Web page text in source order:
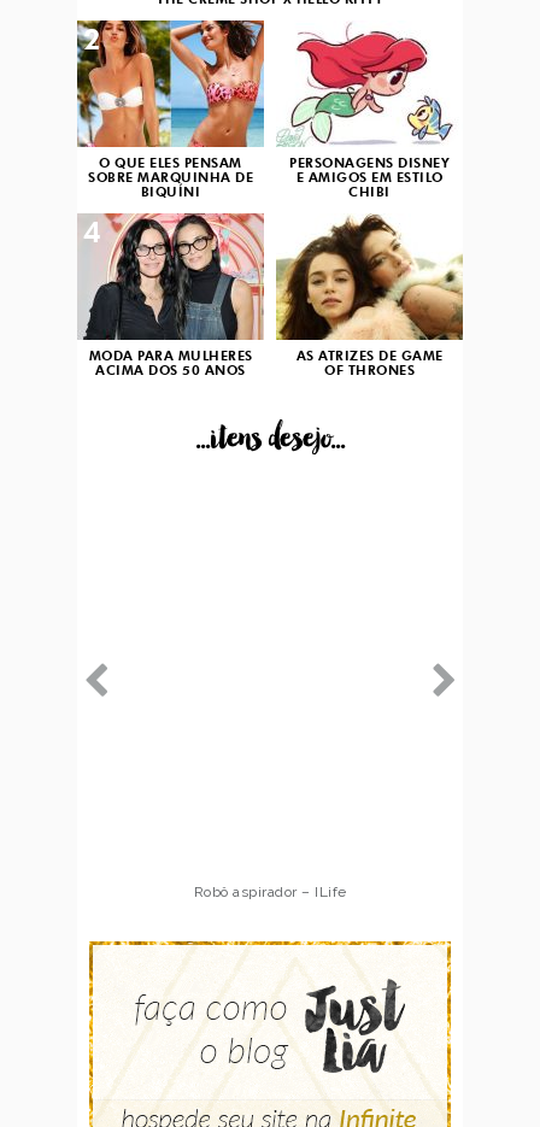
O QUE ELES PENSAM
SOBRE MARQUINHA DE
BIQUÍNI
2
PERSONAGENS DISNEY
E AMIGOS EM ESTILO
CHIBI
3
MODA PARA MULHERES
ACIMA DOS 50 ANOS
4
AS ATRIZES DE GAME
OF THRONES
...itens desejo...
Robô aspirador – ILife